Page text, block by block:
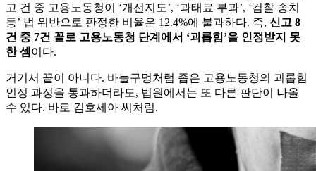
고 건 중 고용노동청이 ‘개선지도’, ‘과태료 부과’, ‘검찰 송치
등’ 법 위반으로 판정한 비율은 12.4%에 불과하다. 즉, 신고 8
건 중 7건 꼴로 고용노동청 단계에서 ‘괴롭힘’을 인정받지 못
한 셈 이다.
거기서 끝이 아니다. 바늘구멍처럼 좁은 고용노동청의 괴롭힘
인정 과정을 통과하더라도, 법원에서는 또 다른 판단이 나올
수 있다. 바로 김호세아 씨처럼.